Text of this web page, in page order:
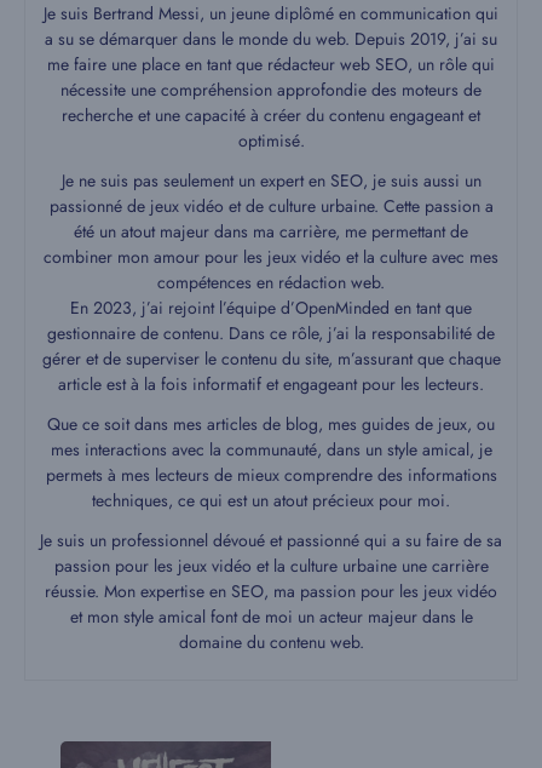
Je suis Bertrand Messi, un jeune diplômé en communication qui
a su se démarquer dans le monde du web. Depuis 2019, j’ai su
me faire une place en tant que rédacteur web SEO, un rôle qui
nécessite une compréhension approfondie des moteurs de
recherche et une capacité à créer du contenu engageant et
optimisé.
Je ne suis pas seulement un expert en SEO, je suis aussi un
passionné de jeux vidéo et de culture urbaine. Cette passion a
été un atout majeur dans ma carrière, me permettant de
combiner mon amour pour les jeux vidéo et la culture avec mes
compétences en rédaction web.
En 2023, j’ai rejoint l’équipe d’OpenMinded en tant que
gestionnaire de contenu. Dans ce rôle, j’ai la responsabilité de
gérer et de superviser le contenu du site, m’assurant que chaque
article est à la fois informatif et engageant pour les lecteurs.
Que ce soit dans mes articles de blog, mes guides de jeux, ou
mes interactions avec la communauté, dans un style amical, je
permets à mes lecteurs de mieux comprendre des informations
techniques, ce qui est un atout précieux pour moi.
Je suis un professionnel dévoué et passionné qui a su faire de sa
passion pour les jeux vidéo et la culture urbaine une carrière
réussie. Mon expertise en SEO, ma passion pour les jeux vidéo
et mon style amical font de moi un acteur majeur dans le
domaine du contenu web.